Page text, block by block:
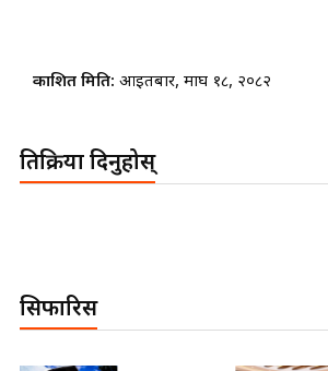
प्रकाशित मिति: आइतबार, माघ १८, २०८२
प्रतिक्रिया दिनुहोस्
सिफारिस